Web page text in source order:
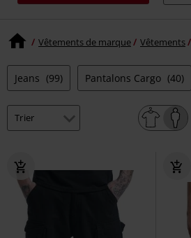
Vêtements de marque Vêtements
Jeans (99) Pantalons Cargo (40)